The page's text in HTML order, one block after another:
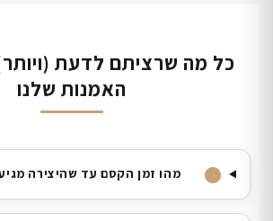
כל מה שרציתם לדעת
האמנות שלנו
מהו זמן הקסם עד שהיצירה